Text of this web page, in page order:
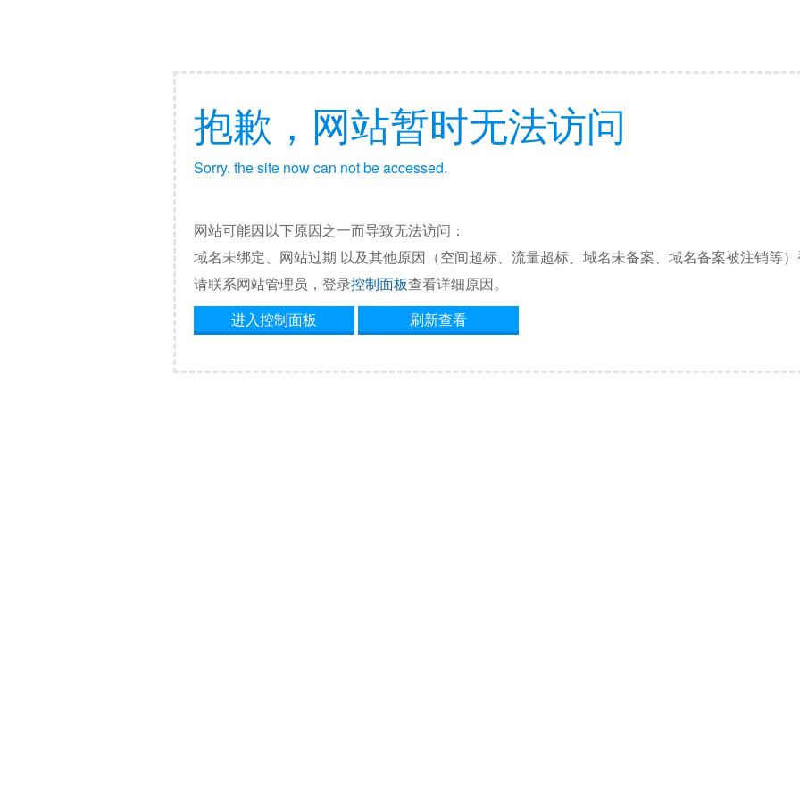
抱歉，网站暂时无法访问
Sorry, the site now can not be accessed.
网站可能因以下原因之一而导致无法访问：
域名未绑定、网站过期 以及其他原因（空间超标、流量超标、域名未备案、域名备案被注销等）
请联系网站管理员，登录控制面板查看详细原因。
进入控制面板
刷新查看